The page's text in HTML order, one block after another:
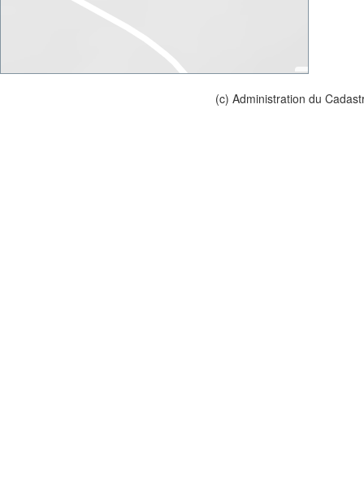
(c) Administration du